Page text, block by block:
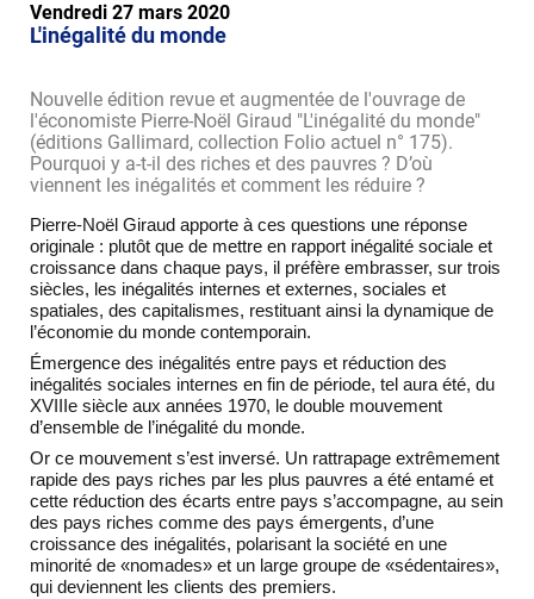
Vendredi 27 mars 2020
L'inégalité du monde
Nouvelle édition revue et augmentée de l'ouvrage de
l'économiste Pierre-Noël Giraud "L'inégalité du monde"
(éditions Gallimard, collection Folio actuel n° 175).
Pourquoi y a-t-il des riches et des pauvres ? D’où
viennent les inégalités et comment les réduire ?
Pierre-Noël Giraud apporte à ces questions une réponse
originale : plutôt que de mettre en rapport inégalité sociale et
croissance dans chaque pays, il préfère embrasser, sur trois
siècles, les inégalités internes et externes, sociales et
spatiales, des capitalismes, restituant ainsi la dynamique de
l’économie du monde contemporain.
Émergence des inégalités entre pays et réduction des
inégalités sociales internes en fin de période, tel aura été, du
XVIIIe siècle aux années 1970, le double mouvement
d’ensemble de l’inégalité du monde.
Or ce mouvement s’est inversé. Un rattrapage extrêmement
rapide des pays riches par les plus pauvres a été entamé et
cette réduction des écarts entre pays s’accompagne, au sein
des pays riches comme des pays émergents, d’une
croissance des inégalités, polarisant la société en une
minorité de «nomades» et un large groupe de «sédentaires»,
qui deviennent les clients des premiers.